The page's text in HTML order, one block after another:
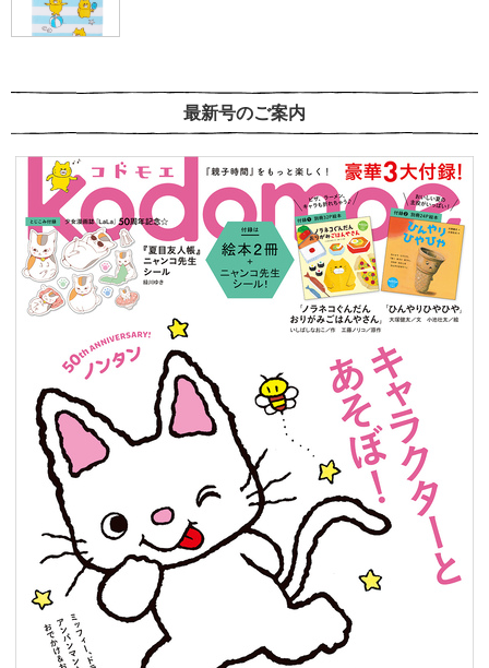
最新号のご案内